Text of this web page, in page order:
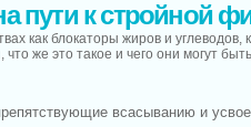
пути к стройной
как блокаторы жиров и углеводов,
же это такое и чего они могут
всасыванию и